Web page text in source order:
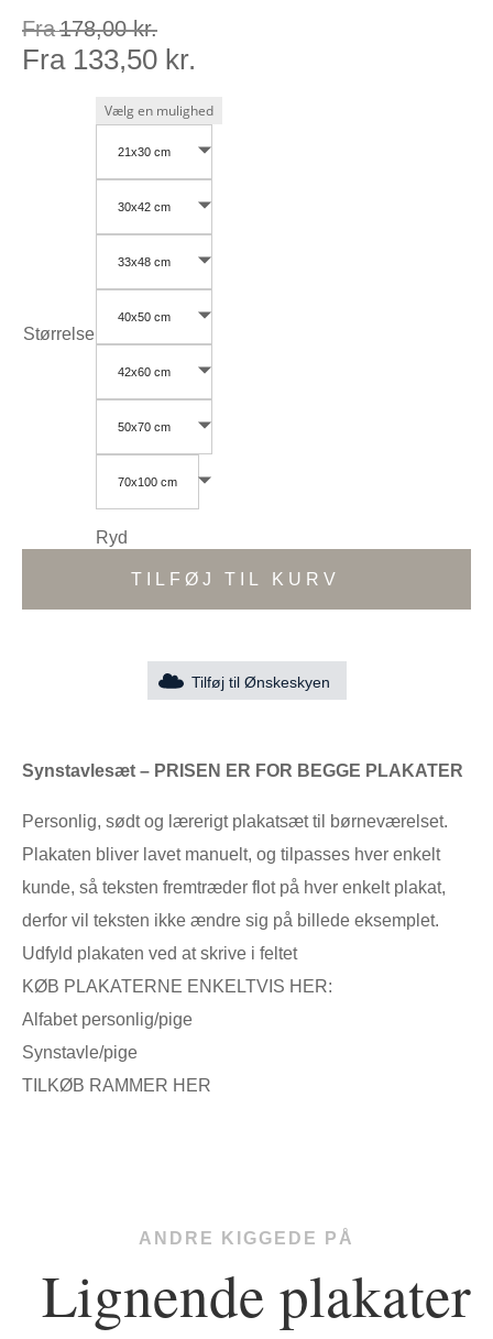
Fra178,00kr.
Fra 133,50 kr.
Størrelse
21x30 cm
30x42 cm
33x48 cm
40x50 cm
42x60 cm
50x70 cm
70x100 cm
Ryd
TILFØJ TIL KURV
Tilføj til Ønskeskyen
Synstavlesæt – PRISEN ER FOR BEGGE PLAKATER
Personlig, sødt og lærerigt plakatsæt til børneværelset.
Plakaten bliver lavet manuelt, og tilpasses hver enkelt
kunde, så teksten fremtræder flot på hver enkelt plakat,
derfor vil teksten ikke ændre sig på billede eksemplet.
Udfyld plakaten ved at skrive i feltet
KØB PLAKATERNE ENKELTVIS HER:
Alfabet personlig/pige
Synstavle/pige
TILKØB RAMMER HER
ANDRE KIGGEDE PÅ
Lignende plakater